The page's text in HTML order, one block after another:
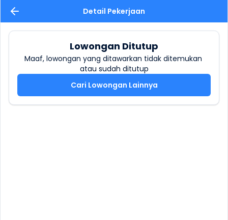
Detail Pekerjaan
Lowongan Ditutup
Maaf, lowongan yang ditawarkan tidak ditemukan
atau sudah ditutup
Cari Lowongan Lainnya